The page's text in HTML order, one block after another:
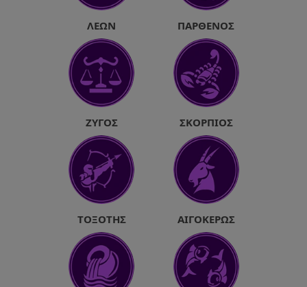
ΛΈΩΝ ΠΑΡΘΈΝΟΣ
ΖΥΓΌΣ ΣΚΟΡΠΙΌΣ
ΤΟΞΌΤΗΣ ΑΙΓΌΚΕΡΩΣ